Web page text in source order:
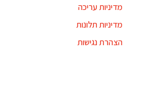
מדיניות עריכה
מדיניות תלונות
הצהרת נגישות